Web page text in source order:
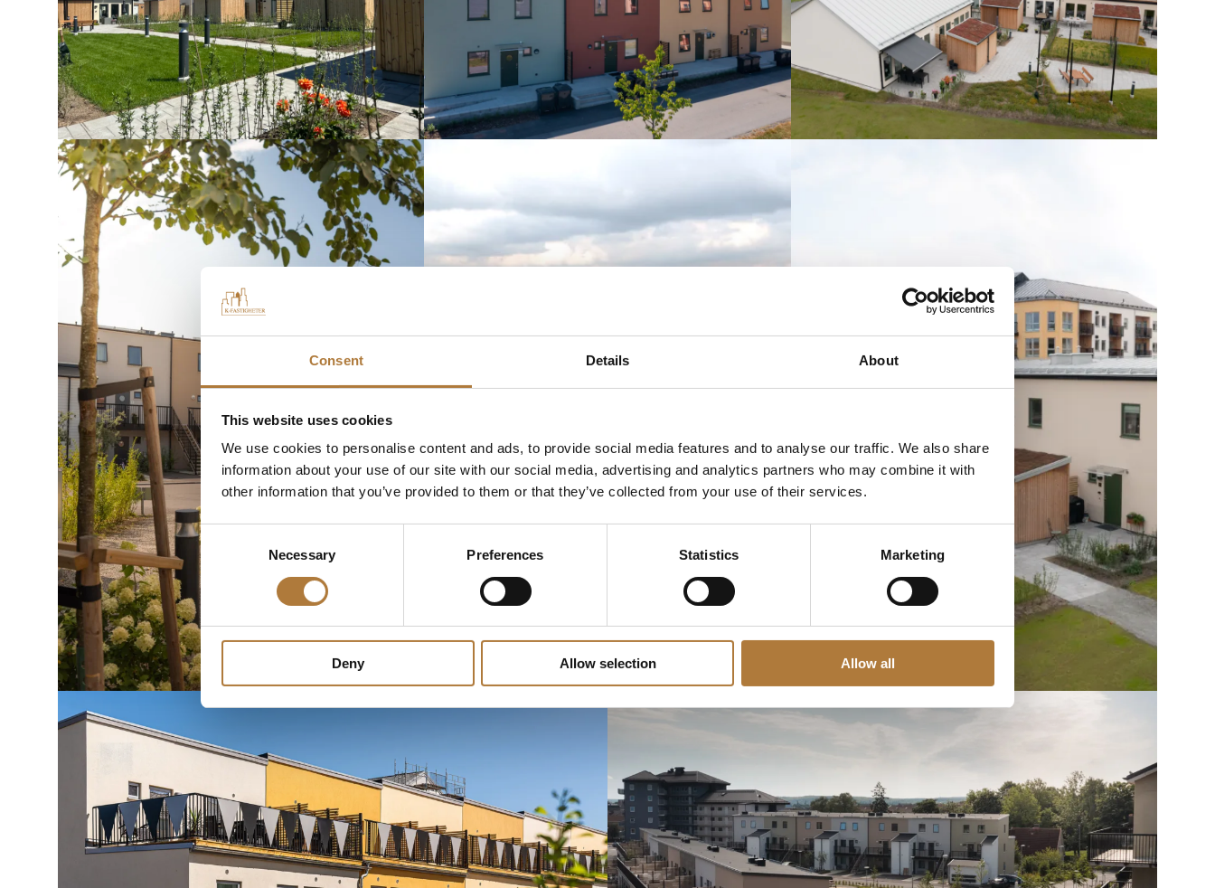
Consent Details About
This website uses cookies
We use cookies to personalise content and ads, to provide social media features and to analyse our traffic. We also share
information about your use of our site with our social media, advertising and analytics partners who may combine it with
other information that you’ve provided to them or that they’ve collected from your use of their services.
Consent
Selection
Necessary Preferences Statistics Marketing
Deny Allow selection Allow all